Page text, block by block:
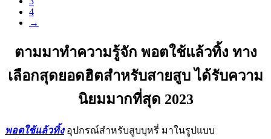
4
→
ตามมาทำความรู้จัก พอตใช้แล้วทิ้ง ทาง
เลือกสุดยอดฮิตสำหรับสายสูบ ได้รับความ
นิยมมากที่สุด 2023
พอตใช้แล้วทิ้งอุปกรณ์สำหรับสูบบุหรี่ มาในรูปแบบ